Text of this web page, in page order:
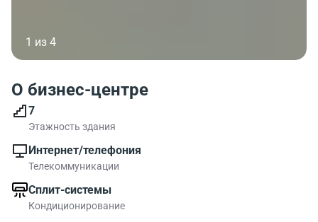
1 из 4
О бизнес-центре
7
Этажность здания
Интернет/телефония
Телекоммуникации
Сплит-системы
Кондиционирование